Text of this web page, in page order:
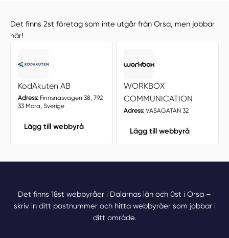
Det finns 2st företag som inte utgår från Orsa, men jobbar
här!
KodAkuten AB
Adress:Finnsnäsvägen 38, 792
33 Mora, Sverige
Lägg till webbyrå
WORKBOX
COMMUNICATION
Adress:VASAGATAN 32
Lägg till webbyrå
Det finns 18st webbyråer i Dalarnas län och 0st i Orsa –
skriv in ditt postnummer och hitta webbyråer som jobbar i
ditt område.